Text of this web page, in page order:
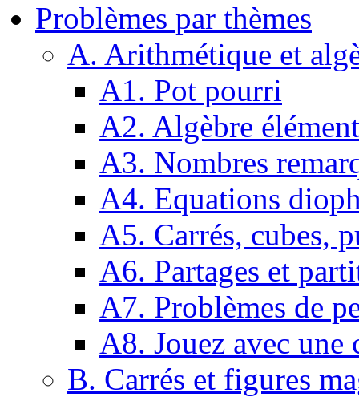
Problèmes par thèmes
A. Arithmétique et
A1. Pot pourri
A2. Algèbre
A3. Nombres
A4. Equations
A5. Carrés, cubes,
A6. Partages et
A7. Problèmes de
A8. Jouez avec une
B. Carrés et figures